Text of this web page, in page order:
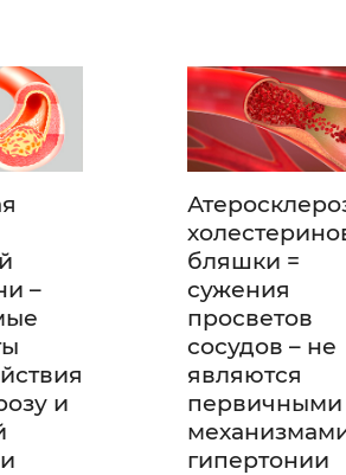
–
и
бляшки =
сужения
просветов
сосудов – не
являются
первичными
гипертонии